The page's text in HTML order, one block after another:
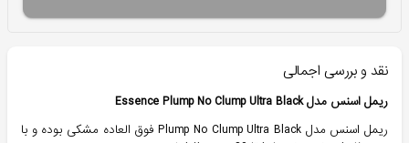
نقد و بررسی اجمالی
ریمل اسنس مدل Essence Plump No Clump Ultra Black
ریمل اسنس مدل Plump No Clump Ultra Black فوق العاده مشکی بوده و با